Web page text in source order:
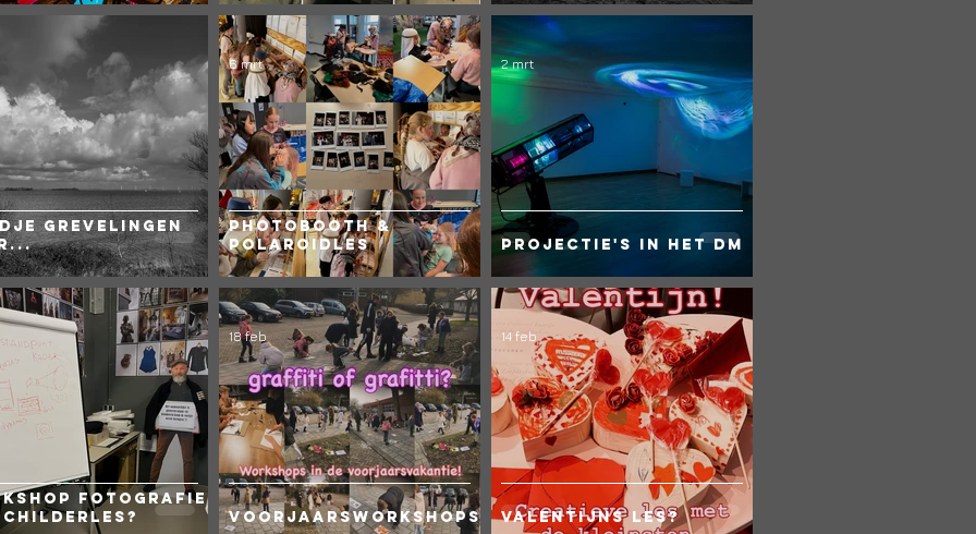
Grevelingen
Photobooth &
Polaroidles
6 mrt
Projectie's in het DM
2 mrt
fotografie
Voorjaarsworkshops!
18 feb
Valentijns les?
14 feb